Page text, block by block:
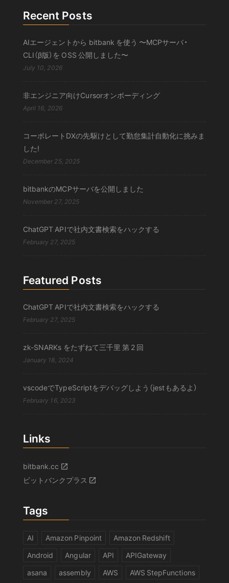
Recent Posts
AIエージェントから bitbank を使う 〜MCPサーバ・
CLI（β版）を OSS 公開しました〜
July 10, 2026
非エンジニア向けCursorオンボーディング
April 16, 2026
コーポレートDXの先駆けとして勤怠集計自動化に挑みま
した!
December 25, 2025
bitbankのMCPサーバを公開しました
November 27, 2025
ChatGPT APIで社内文書検索をハックする
February 27, 2025
Featured Posts
ChatGPT APIで社内文書検索をハックする
February 27, 2025
zk-SNARKs をたずねて三千里 第 2 回
January 18, 2024
vscodeでTypeScriptをデバッグしよう（jestもあるよ）
February 16, 2023
Links
bitbank.cc
ビットバンクプラス
Tags
AI Amazon Pinpoint
Amazon Redshift
Android
Angular API
APIGateway
asana
assembly AWS
AWS StepFunctions